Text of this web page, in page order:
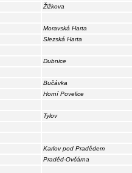
Žižkova
Moravská Harta
Slezská Harta
Dubnice
Bučávka
Horní Povelice
Tylov
Karlov pod Pradědem
Praděd-Ovčárna